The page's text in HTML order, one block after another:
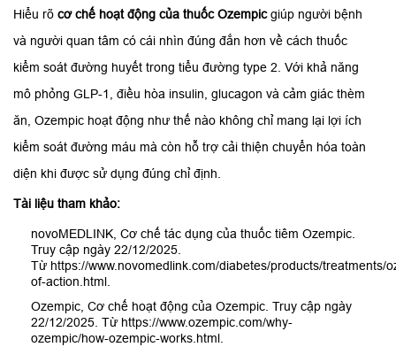
Hiểu rõ cơ chế hoạt động của thuốc Ozempicgiúp người bệnh
và người quan tâm có cái nhìn đúng đắn hơn về cách thuốc
kiểm soát đường huyết trong tiểu đường type 2. Với khả năng
mô phỏng GLP-1, điều hòa insulin, glucagon và cảm giác thèm
ăn, Ozempic hoạt động như thế nào không chỉ mang lại lợi ích
kiểm soát đường máu mà còn hỗ trợ cải thiện chuyển hóa toàn
diện khi được sử dụng đúng chỉ định.
Tài liệu tham khảo:
novoMEDLINK, Cơ chế tác dụng của thuốc tiêm Ozempic.
Truy cập ngày 22/12/2025.
Từ https://www.novomedlink.com/diabetes/products/treatments/
of-action.html.
Ozempic, Cơ chế hoạt động của Ozempic. Truy cập ngày
22/12/2025. Từ https://www.ozempic.com/why-
ozempic/how-ozempic-works.html.